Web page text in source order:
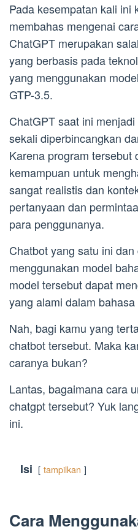
Pada kesempatan kali ini
membahas mengenai
ChatGPT merupakan
yang berbasis pada
yang menggunakan
GTP-3.5.
ChatGPT saat ini
sekali diperbincangkan
Karena program tersebut
kemampuan untuk
sangat realistis dan
pertanyaan dan
para penggunanya.
Chatbot yang satu ini
menggunakan model
model tersebut dapat
yang alami dalam
Nah, bagi kamu yang
chatbot tersebut. Maka
caranya bukan?
Lantas, bagaimana cara
chatgpt tersebut? Yuk
ini.
Isi tampilkan
Cara